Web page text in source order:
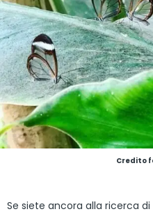
Credito
Se siete ancora alla ricerca